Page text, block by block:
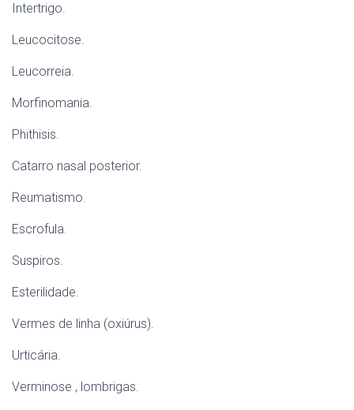
Intertrigo.
Leucocitose.
Leucorreia.
Morfinomania.
Phithisis.
Catarro nasal posterior.
Reumatismo.
Escrofula.
Suspiros.
Esterilidade.
Vermes de linha (oxiúrus).
Urticária.
Verminose , lombrigas.